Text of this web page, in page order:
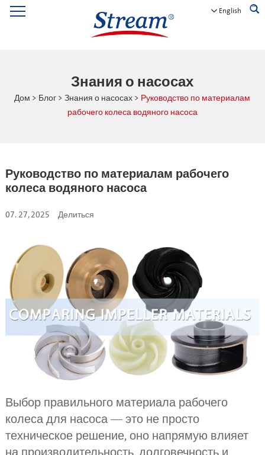
English
Знания о насосах
Дом > Блог > Знания о насосах > Руководство по материалам
рабочего колеса водяного насоса
Руководство по материалам рабочего
колеса водяного насоса
07. 27, 2025 Делиться
Выбор правильного материала рабочего
колеса для насоса — это не просто
техническое решение, оно напрямую влияет